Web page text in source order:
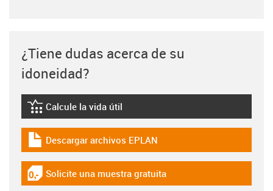
¿Tiene dudas acerca de su
idoneidad?
igus-icon-lebensdauerrechner
Calcule la vida útil
igus-icon-download-plan
Descargar archivos EPLAN
igus-icon-gratismuster
Solicite una muestra gratuita